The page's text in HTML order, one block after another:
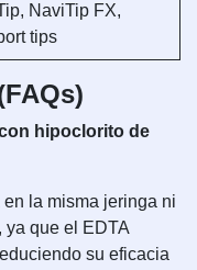
NaviTip FX,
tips
hipoclorito de
la misma jeringa ni
ya que el EDTA
su eficacia